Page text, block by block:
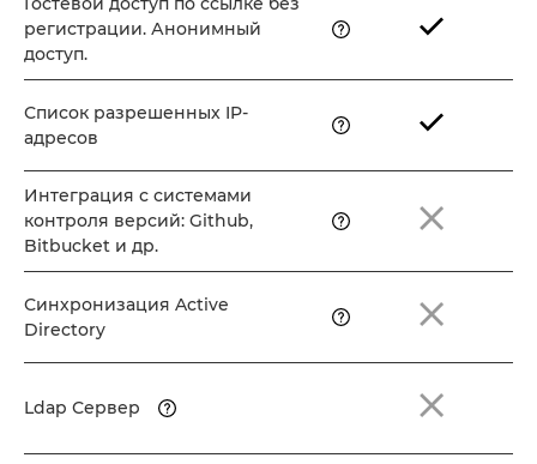
регистрации. Анонимный
доступ.
Список разрешенных IP-
адресов
Интеграция с системами
контроля версий: Github,
Bitbucket и др.
Синхронизация Active
Directory
Ldap Сервер